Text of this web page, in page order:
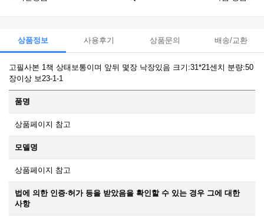
상품정보 사용후기 상품문의 배송/교환
고필사본 1책 상태보통이며 앞뒤 몇장 낙장있음 크기:31*21센치 분량:50
장이상 보23-1-1
품명
상품페이지 참고
모델명
상품페이지 참고
법에 의한 인증·허가 등을 받았음을 확인할 수 있는 경우 그에 대한
사항